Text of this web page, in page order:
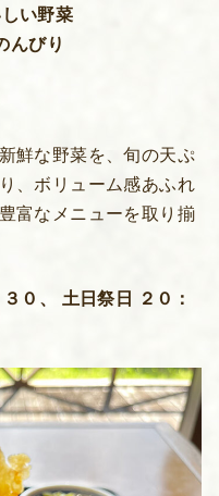
い野菜
んびり
鮮な野菜を、旬の天ぷ
、ボリューム感あふれ
富なメニューを取り揃
０、 土日祭日 ２０：